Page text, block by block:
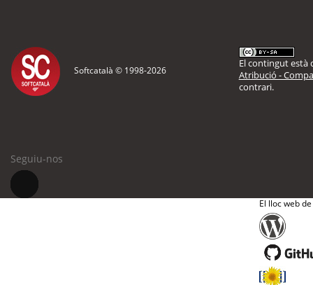
Softcatalà © 1998-2026
El contingut està
Atribució -
contrari.
Seguiu-nos
El lloc web